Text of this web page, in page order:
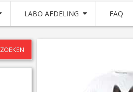
LABO AFDELING FAQ
ZOEKEN